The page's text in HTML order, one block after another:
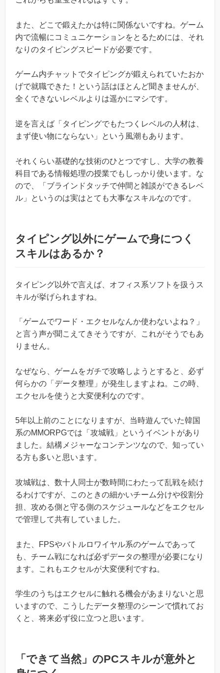
また、どこで鍛えたかは特に関係ないですね。ゲーム
内で流暢にコミュニケーションをとるためには、それ
なりのタイピングスピードが必要です。
ゲーム内チャットでタイピングが鍛えられていたおか
げで就職できた！という話はほとんど聞きませんが、
全くできないレベルよりは遥かにマシです。
逆を言えば「タイピングでもたつくレベルの人材は、
まず使い物にならない」という風潮もあります。
それくらい基礎的な技術のひとつですし、大学の教養
科目である情報処理の授業でもしっかり使います。な
ので、「ブラインドタッチで仲間と雑談ができるレベ
ル」というのは実はとても大事なスキルなのです。
タイピング以外にゲームで身につく
スキルはあるか？
タイピング以外で言えば、オフィス系ソフトを扱うス
キルが挙げられますね。
「ゲームでワード・エクセルなんか使わないよね？」
と言う声が聞こえてきそうですが、これがそうでもあ
りません。
なぜなら、ゲームをガチで攻略しようとすると、必ず
何らかの「データ整理」が発生しますよね。この時、
エクセルを使うと大変便利なのです。
5年以上前のことになりますが、当時遊んでいた韓国
系のMMORPGでは「攻城戦」というイベントがあり
ました。結構メジャーなコンテンツなので、知ってい
る方も多いと思います。
攻城戦は、数十人同士が数時間にわたって乱戦を続け
るわけですが、このときの細かいチーム分けや役割分
担、攻める側と守る側のスケジュールなどをエクセル
で管理して共有していました。
また、FPSやバトルロワイヤル系のゲームであって
も、チーム戦になれば必ずデータの整理が必要になり
ます。これもエクセルが大変便利ですね。
学生のうちはエクセルに触れる機会があまりないと思
いますので、こうしたデータ整理のシーンで慣れてお
くと、将来必ず役に立つと思います。
「できて当然」のPCスキルが意外と